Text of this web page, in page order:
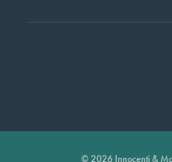
© 2026 Innocenti &